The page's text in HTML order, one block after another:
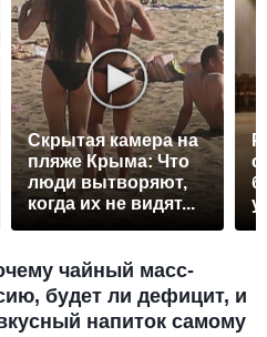
Скрытая камера на
пляже Крыма: Что
люди вытворяют,
когда их не видят...
чайный масс-
будет ли дефицит, и
напиток самому